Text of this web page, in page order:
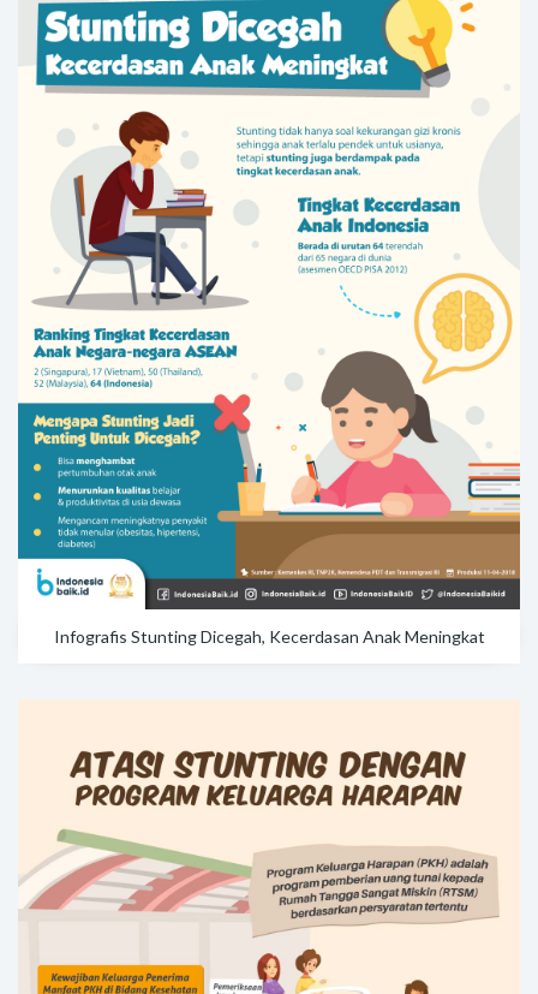
Infografis Stunting Dicegah, Kecerdasan Anak Meningkat